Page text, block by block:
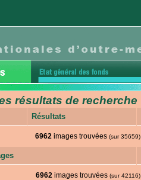
résultats de recherche
Résultats
6962 images trouvées (sur 35659)
6962 images trouvées (sur 42116)